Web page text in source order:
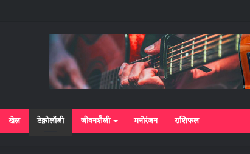
खेल टेक्नोलॉजी जीवनशैली मनोरंजन राशिफल